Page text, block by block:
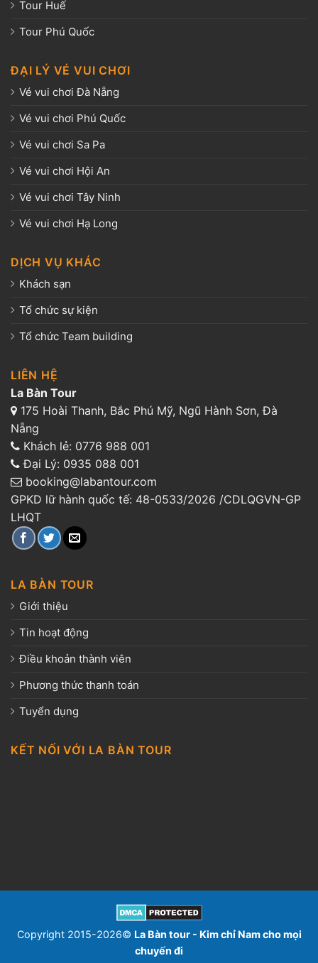
Tour Huế
Tour Phú Quốc
ĐẠI LÝ VÉ VUI CHƠI
Vé vui chơi Đà Nẵng
Vé vui chơi Phú Quốc
Vé vui chơi Sa Pa
Vé vui chơi Hội An
Vé vui chơi Tây Ninh
Vé vui chơi Hạ Long
DỊCH VỤ KHÁC
Khách sạn
Tổ chức sự kiện
Tổ chức Team building
LIÊN HỆ
La Bàn Tour
175 Hoài Thanh, Bắc Phú Mỹ, Ngũ Hành Sơn, Đà
Nẵng
Khách lẻ: 0776 988 001
Đại Lý: 0935 088 001
booking@labantour.com
GPKD lữ hành quốc tế: 48-0533/2026 /CDLQGVN-GP
LHQT
LA BÀN TOUR
Giới thiệu
Tin hoạt động
Điều khoản thành viên
Phương thức thanh toán
Tuyển dụng
KẾT NỐI VỚI LA BÀN TOUR
Copyright 2015-2026© La Bàn tour - Kim chỉ Nam cho mọi
chuyến đi